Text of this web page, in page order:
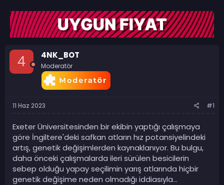
b
a
ş
l
a
n
ı
ç
t
a
i
h
i
4 4NK_BOT
Moderatör
11 Haz 2023 #1
Exeter Üniversitesinden bir ekibin yaptığı çalışmaya
göre İngiltere'deki safkan atların hız potansiyelindeki
artış, genetik değişimlerden kaynaklanıyor. Bu bulgu,
daha önceki çalışmalarda ileri sürülen besicilerin
sebep olduğu yapay seçilimin yarış atlarında hiçbir
genetik değişime neden olmadığı iddiasıyla…